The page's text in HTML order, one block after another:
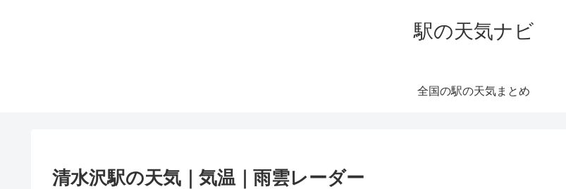
駅の天気ナビ
全国の駅の天気まとめ
清水沢駅の天気｜気温｜雨雲レーダー